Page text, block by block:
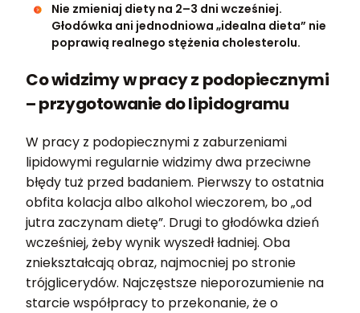
Nie zmieniaj diety na 2–3 dni wcześniej.
Głodówka ani jednodniowa „idealna dieta” nie
poprawią realnego stężenia cholesterolu.
Co widzimy w pracy z podopiecznymi
– przygotowanie do lipidogramu
W pracy z podopiecznymi z zaburzeniami
lipidowymi regularnie widzimy dwa przeciwne
błędy tuż przed badaniem. Pierwszy to ostatnia
obfita kolacja albo alkohol wieczorem, bo „od
jutra zaczynam dietę”. Drugi to głodówka dzień
wcześniej, żeby wynik wyszedł ładniej. Oba
zniekształcają obraz, najmocniej po stronie
trójglicerydów. Najczęstsze nieporozumienie na
starcie współpracy to przekonanie, że o